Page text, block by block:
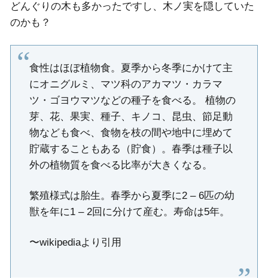
どんぐりの木も多かったですし、木ノ実を隠していた
のかも？
食性はほぼ植物食。夏季から冬季にかけて主
にオニグルミ、マツ科のアカマツ・カラマ
ツ・ゴヨウマツなどの種子を食べる。 植物の
芽、花、果実、種子、キノコ、昆虫、節足動
物なども食べ、食物を枝の間や地中に埋めて
貯蔵することもある（貯食）。春季は種子以
外の植物質を食べる比率が大きくなる。
繁殖様式は胎生。春季から夏季に2 – 6匹の幼
獣を年に1 – 2回に分けて産む。寿命は5年。
〜wikipediaより引用